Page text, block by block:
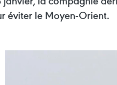
éviter le Moyen-Orient.